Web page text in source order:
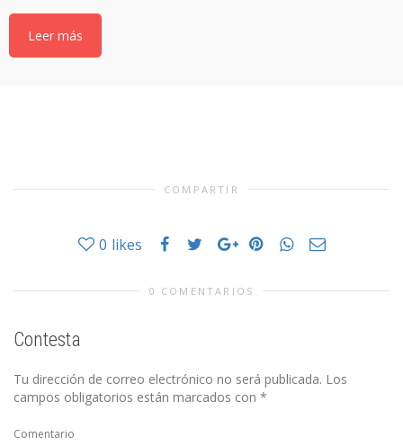
Leer más
COMPARTIR
0 likes
0 COMENTARIOS
Contesta
Tu dirección de correo electrónico no será publicada. Los
campos obligatorios están marcados con *
Comentario